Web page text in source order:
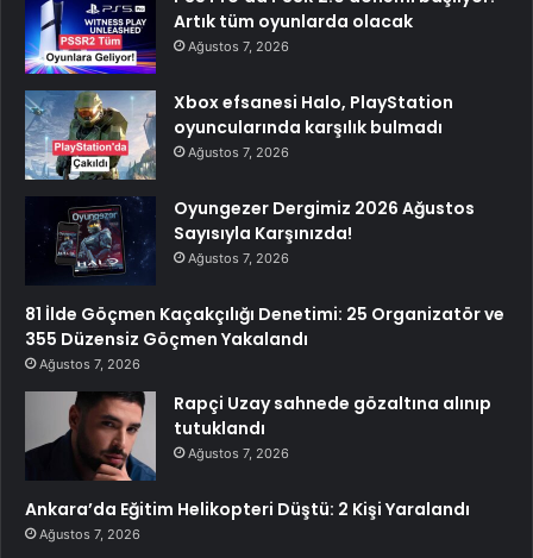
Artık tüm oyunlarda olacak
Ağustos 7, 2026
Xbox efsanesi Halo, PlayStation
oyuncularında karşılık bulmadı
Ağustos 7, 2026
Oyungezer Dergimiz 2026 Ağustos
Sayısıyla Karşınızda!
Ağustos 7, 2026
81 İlde Göçmen Kaçakçılığı Denetimi: 25 Organizatör ve
355 Düzensiz Göçmen Yakalandı
Ağustos 7, 2026
Rapçi Uzay sahnede gözaltına alınıp
tutuklandı
Ağustos 7, 2026
Ankara’da Eğitim Helikopteri Düştü: 2 Kişi Yaralandı
Ağustos 7, 2026